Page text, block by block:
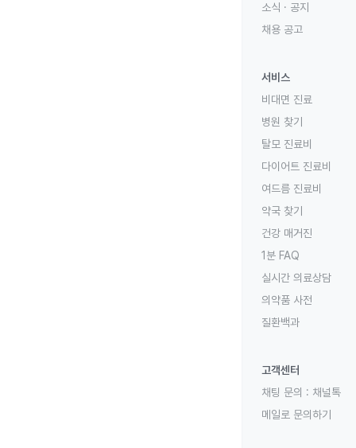
소식 · 공지
채용 공고
서비스
비대면 진료
병원 찾기
탈모 진료비
다이어트 진료비
여드름 진료비
약국 찾기
건강 매거진
1분 FAQ
실시간 의료상담
의약품 사전
질환백과
고객센터
채팅 문의 : 채널톡
메일로 문의하기